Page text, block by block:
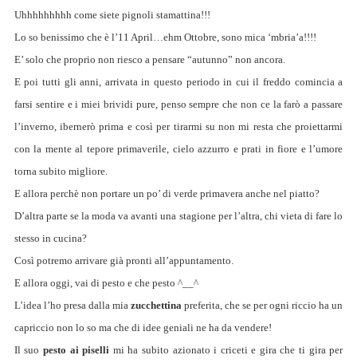
Uhhhhhhhhh come siete pignoli stamattina!!!
Lo so benissimo che è l’11 April…ehm Ottobre, sono mica ‘mbria’a!!!!
E’ solo che proprio non riesco a pensare “autunno” non ancora.
E poi tutti gli anni, arrivata in questo periodo in cui il freddo comincia a
farsi sentire e i miei brividi pure, penso sempre che non ce la farò a passare
l’inverno, ibernerò prima e così per tirarmi su non mi resta che proiettarmi
con la mente al tepore primaverile, cielo azzurro e prati in fiore e l’umore
torna subito migliore.
E allora perchè non portare un po’ di verde primavera anche nel piatto?
D’altra parte se la moda va avanti una stagione per l’altra, chi vieta di fare lo
stesso in cucina?
Così potremo arrivare già pronti all’appuntamento.
E allora oggi, vai di pesto e che pesto ^__^
L’idea l’ho presa dalla mia zucchettina preferita, che se per ogni riccio ha un
capriccio non lo so ma che di idee geniali ne ha da vendere!
Il suopesto ai piselli mi ha subito azionato i criceti e gira che ti gira per